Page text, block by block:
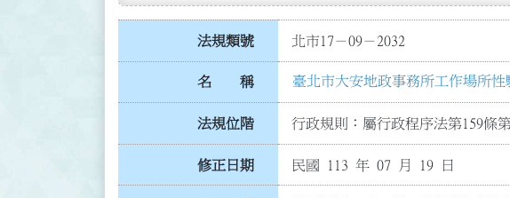
法規類號 北市17－09－2032
名 稱 臺北市大安地政事務所工作場所
法規位階 行政規則：屬行政程序法第159條
修正日期 民國 113 年 07 月 19 日